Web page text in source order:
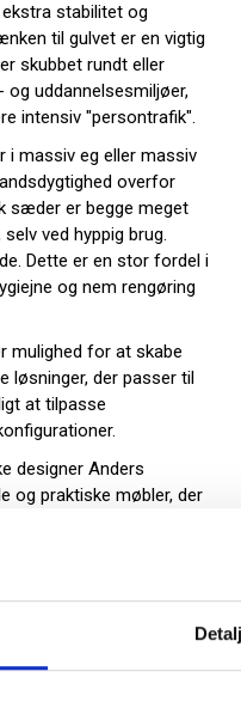
stabilitet og
til gulvet er en vigtig
skubbet rundt eller
uddannelsesmiljøer,
intensiv "persontrafik".
massiv eg eller massiv
overfor
sæder er begge meget
ved hyppig brug.
Dette er en stor fordel i
og nem rengøring
mulighed for at skabe
løsninger, der passer til
at tilpasse
designer Anders
og praktiske møbler, der
designs er ofte
i både moderne og
EN 16139,
og sikkerhed.